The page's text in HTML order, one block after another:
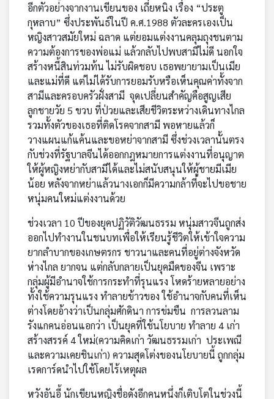
อีกตัวอย่างจากงานเขียนของ เถี่ยหนิง เรื่อง “ประตู
กุหลาบ” ซึ่งประพันธ์ในปี ค.ศ.1988 ตัวละครเองเป็น
หญิงสาวสมัยใหม่ ฉลาด แต่ยอมแต่งงานคลุมถุงชนตาม
ความต้องการของพ่อแม่ แล้วกลับไปพบสามีไม่ดี นอกใจ
สร้างหนี้สินท่วมท้น ไม่รับผิดชอบ เธอพยายามเป็นเมีย
และแม่ที่ดี แต่ไม่ได้รับการยอมรับหรือเห็นคุณค่าทั้งจาก
สามีและครอบครัวฝั่งสามี จุดเปลี่ยนสำคัญคือสูญเสีย
ลูกชายวัย 5 ขวบ ที่ป่วยและเสียชีวิตระหว่างเดินทางไกล
รวมทั้งตัวของเธอที่ติดโรคจากสามี พอหายแล้วก็
วางแผนแก้แค้นและขอหย่าจากสามี ซึ่งช่วงเวลานั้นตรง
กับช่วงที่รัฐบาลจีนได้ออกกฎหมายการแต่งงานที่อนุญาต
ให้ผู้หญิงหย่ากับสามีได้และไม่สนับสนุนให้ผู้ชายมีเมีย
น้อย หลังจากหย่าแล้วนางเอกก็มีความกล้าที่จะไปขอชาย
หนุ่มคนใหม่แต่งงานด้วย
ช่วงเวลา 10 ปีของยุคปฏิวัติวัฒนธรรม หนุ่มสาวจีนถูกส่ง
ออกไปทำงานในชนบทเพื่อให้เรียนรู้ชีวิตให้เข้าใจความ
ยากลำบากของเกษตรกร ชาวนาและคนที่อยู่ต่างจังหวัด
ห่างไกล ยากจน แต่กลับกลายเป็นยุคมืดของจีน เพราะ
กลุ่มผู้มีอำนาจใช้การกระทำที่รุนแรง โหดร้ายหลายอย่าง
ทั้งใช้ความรุนแรง ทำลายข้าวของ ใช้อำนาจกับคนที่เห็น
ต่างโดยอ้างว่าเป็นกลุ่มศักดินา การข่มขืน การลวนลาม
รังแกคนอ่อนแอกว่า เป็นยุคที่ใช้นโยบาย ทำลาย 4 เก่า
สร้างสรรค์ 4 ใหม่(ความคิดเก่า วัฒนธรรมเก่า ประเพณี
และความเคยชินเก่า) ความสุดโต่งของนโยบายนี้ ถูกกลุ่ม
เรดการ์ดนำไปใช้โดยไร้เหตุผล
หวังอันอี้ นักเขียนหญิงชื่อดังอีกคนหนึ่งก็เติบโตในช่วงนี้